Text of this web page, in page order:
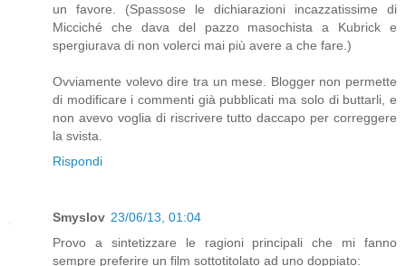
un favore. (Spassose le dichiarazioni incazzatissime di
Micciché che dava del pazzo masochista a Kubrick e
spergiurava di non volerci mai più avere a che fare.)
Ovviamente volevo dire tra un mese. Blogger non permette
di modificare i commenti già pubblicati ma solo di buttarli, e
non avevo voglia di riscrivere tutto daccapo per correggere
la svista.
Rispondi
Smyslov 23/06/13, 01:04
Provo a sintetizzare le ragioni principali che mi fanno
sempre preferire un film sottotitolato ad uno doppiato: